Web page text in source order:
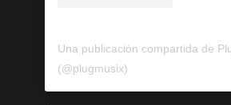
Una publicación compartida de
(@plugmusix)